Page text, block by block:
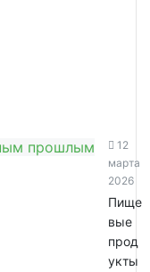
12
марта
2026
Пище
вые
прод
укты